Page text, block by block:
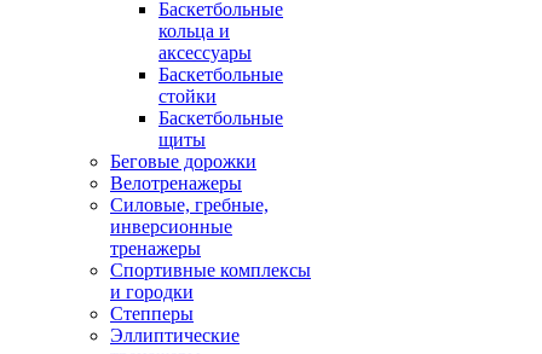
Баскетбольные
кольца и
аксессуары
Баскетбольные
стойки
Баскетбольные
щиты
Беговые дорожки
Велотренажеры
Силовые, гребные,
инверсионные
тренажеры
Спортивные комплексы
и городки
Степперы
Эллиптические